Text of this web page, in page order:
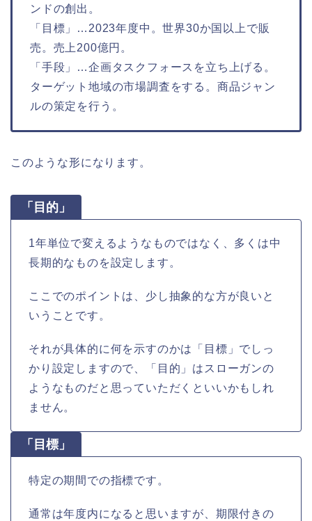
ンドの創出。
「目標」…2023年度中。世界30か国以上で販
売。売上200億円。
「手段」…企画タスクフォースを立ち上げる。
ターゲット地域の市場調査をする。商品ジャン
ルの策定を行う。
このような形になります。
「目的」
1年単位で変えるようなものではなく、多くは中
長期的なものを設定します。
ここでのポイントは、少し抽象的な方が良いと
いうことです。
それが具体的に何を示すのかは「目標」でしっ
かり設定しますので、「目的」はスローガンの
ようなものだと思っていただくといいかもしれ
ません。
「目標」
特定の期間での指標です。
通常は年度内になると思いますが、期限付きの